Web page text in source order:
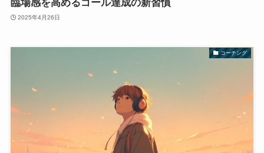
臨場感を高めるゴール達成の新習慣
2025年4月26日
コーチング